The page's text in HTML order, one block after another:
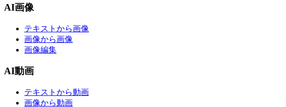
AI画像
テキストから画像
画像から画像
画像編集
AI動画
テキストから動画
画像から動画